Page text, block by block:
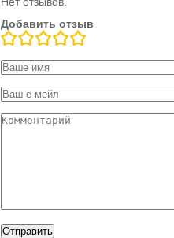
Добавить отзыв